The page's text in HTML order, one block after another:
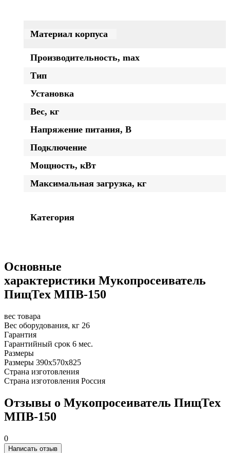
Материал корпуса
Производительность, max
Тип
Установка
Вес, кг
Напряжение питания, В
Подключение
Мощность, кВт
Максимальная загрузка, кг
Категория
Основные
характеристики Мукопросеиватель
ПищТех МПВ-150
вес товара
Вес оборудования, кг 26
Гарантия
Гарантийный срок 6 мес.
Размеры
Размеры 390х570х825
Страна изготовления
Страна изготовления Россия
Отзывы о Мукопросеиватель ПищТех
МПВ-150
0
Написать отзыв